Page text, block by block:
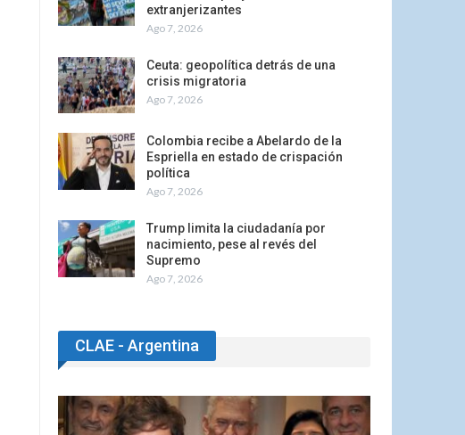
extranjerizantes
Ago 7, 2026
Ceuta: geopolítica detrás de una
crisis migratoria
Ago 7, 2026
Colombia recibe a Abelardo de la
Espriella en estado de crispación
política
Ago 7, 2026
Trump limita la ciudadanía por
nacimiento, pese al revés del
Supremo
Ago 7, 2026
CLAE - Argentina